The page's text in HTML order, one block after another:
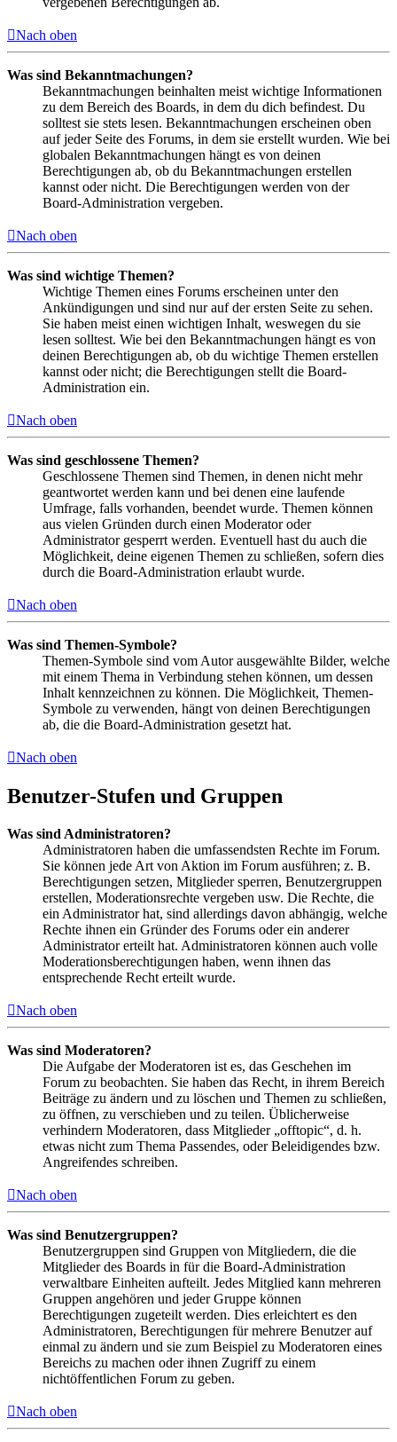
Nach oben
Was sind Bekanntmachungen?
Bekanntmachungen beinhalten meist wichtige Informationen
zu dem Bereich des Boards, in dem du dich befindest. Du
solltest sie stets lesen. Bekanntmachungen erscheinen oben
auf jeder Seite des Forums, in dem sie erstellt wurden. Wie bei
globalen Bekanntmachungen hängt es von deinen
Berechtigungen ab, ob du Bekanntmachungen erstellen
kannst oder nicht. Die Berechtigungen werden von der
Board-Administration vergeben.
Nach oben
Was sind wichtige Themen?
Wichtige Themen eines Forums erscheinen unter den
Ankündigungen und sind nur auf der ersten Seite zu sehen.
Sie haben meist einen wichtigen Inhalt, weswegen du sie
lesen solltest. Wie bei den Bekanntmachungen hängt es von
deinen Berechtigungen ab, ob du wichtige Themen erstellen
kannst oder nicht; die Berechtigungen stellt die Board-
Administration ein.
Nach oben
Was sind geschlossene Themen?
Geschlossene Themen sind Themen, in denen nicht mehr
geantwortet werden kann und bei denen eine laufende
Umfrage, falls vorhanden, beendet wurde. Themen können
aus vielen Gründen durch einen Moderator oder
Administrator gesperrt werden. Eventuell hast du auch die
Möglichkeit, deine eigenen Themen zu schließen, sofern dies
durch die Board-Administration erlaubt wurde.
Nach oben
Was sind Themen-Symbole?
Themen-Symbole sind vom Autor ausgewählte Bilder, welche
mit einem Thema in Verbindung stehen können, um dessen
Inhalt kennzeichnen zu können. Die Möglichkeit, Themen-
Symbole zu verwenden, hängt von deinen Berechtigungen
ab, die die Board-Administration gesetzt hat.
Nach oben
Benutzer-Stufen und Gruppen
Was sind Administratoren?
Administratoren haben die umfassendsten Rechte im Forum.
Sie können jede Art von Aktion im Forum ausführen; z. B.
Berechtigungen setzen, Mitglieder sperren, Benutzergruppen
erstellen, Moderationsrechte vergeben usw. Die Rechte, die
ein Administrator hat, sind allerdings davon abhängig, welche
Rechte ihnen ein Gründer des Forums oder ein anderer
Administrator erteilt hat. Administratoren können auch volle
Moderationsberechtigungen haben, wenn ihnen das
entsprechende Recht erteilt wurde.
Nach oben
Was sind Moderatoren?
Die Aufgabe der Moderatoren ist es, das Geschehen im
Forum zu beobachten. Sie haben das Recht, in ihrem Bereich
Beiträge zu ändern und zu löschen und Themen zu schließen,
zu öffnen, zu verschieben und zu teilen. Üblicherweise
verhindern Moderatoren, dass Mitglieder „offtopic“, d. h.
etwas nicht zum Thema Passendes, oder Beleidigendes bzw.
Angreifendes schreiben.
Nach oben
Was sind Benutzergruppen?
Benutzergruppen sind Gruppen von Mitgliedern, die die
Mitglieder des Boards in für die Board-Administration
verwaltbare Einheiten aufteilt. Jedes Mitglied kann mehreren
Gruppen angehören und jeder Gruppe können
Berechtigungen zugeteilt werden. Dies erleichtert es den
Administratoren, Berechtigungen für mehrere Benutzer auf
einmal zu ändern und sie zum Beispiel zu Moderatoren eines
Bereichs zu machen oder ihnen Zugriff zu einem
nichtöffentlichen Forum zu geben.
Nach oben